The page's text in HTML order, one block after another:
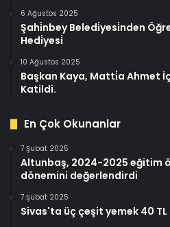
6 Ağustos 2025
Şahi̇nbey Beledi̇yesi̇nden
Hedi̇yesi̇
10 Ağustos 2025
Başkan Kaya, Matti̇a Ahmet
Katildi.
En Çok Okunanlar
7 Şubat 2025
Altunbaş, 2024-2025 eğitim
dönemini değerlendirdi
7 Şubat 2025
Sivas'ta üç çeşit yemek 40 TL